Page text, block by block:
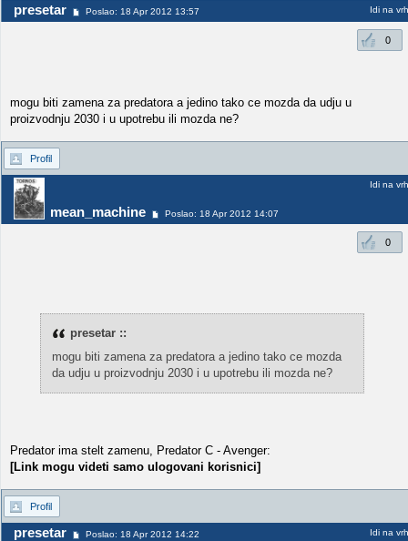
presetar Poslao: 18 Apr 2012 13:57 Idi na vrh
0
mogu biti zamena za predatora a jedino tako ce mozda da udju u
proizvodnju 2030 i u upotrebu ili mozda ne?
Profil
mean_machine Poslao: 18 Apr 2012 14:07
Idi na vrh
0
presetar ::
mogu biti zamena za predatora a jedino tako ce mozda
da udju u proizvodnju 2030 i u upotrebu ili mozda ne?
Predator ima stelt zamenu, Predator C - Avenger:
[Link mogu videti samo ulogovani korisnici]
Profil
presetar Poslao: 18 Apr 2012 14:22 Idi na vrh